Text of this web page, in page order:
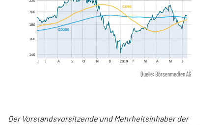
Quelle: Börsenmedien AG
Der Vorstandsvorsitzende und Mehrheitsinhaber der